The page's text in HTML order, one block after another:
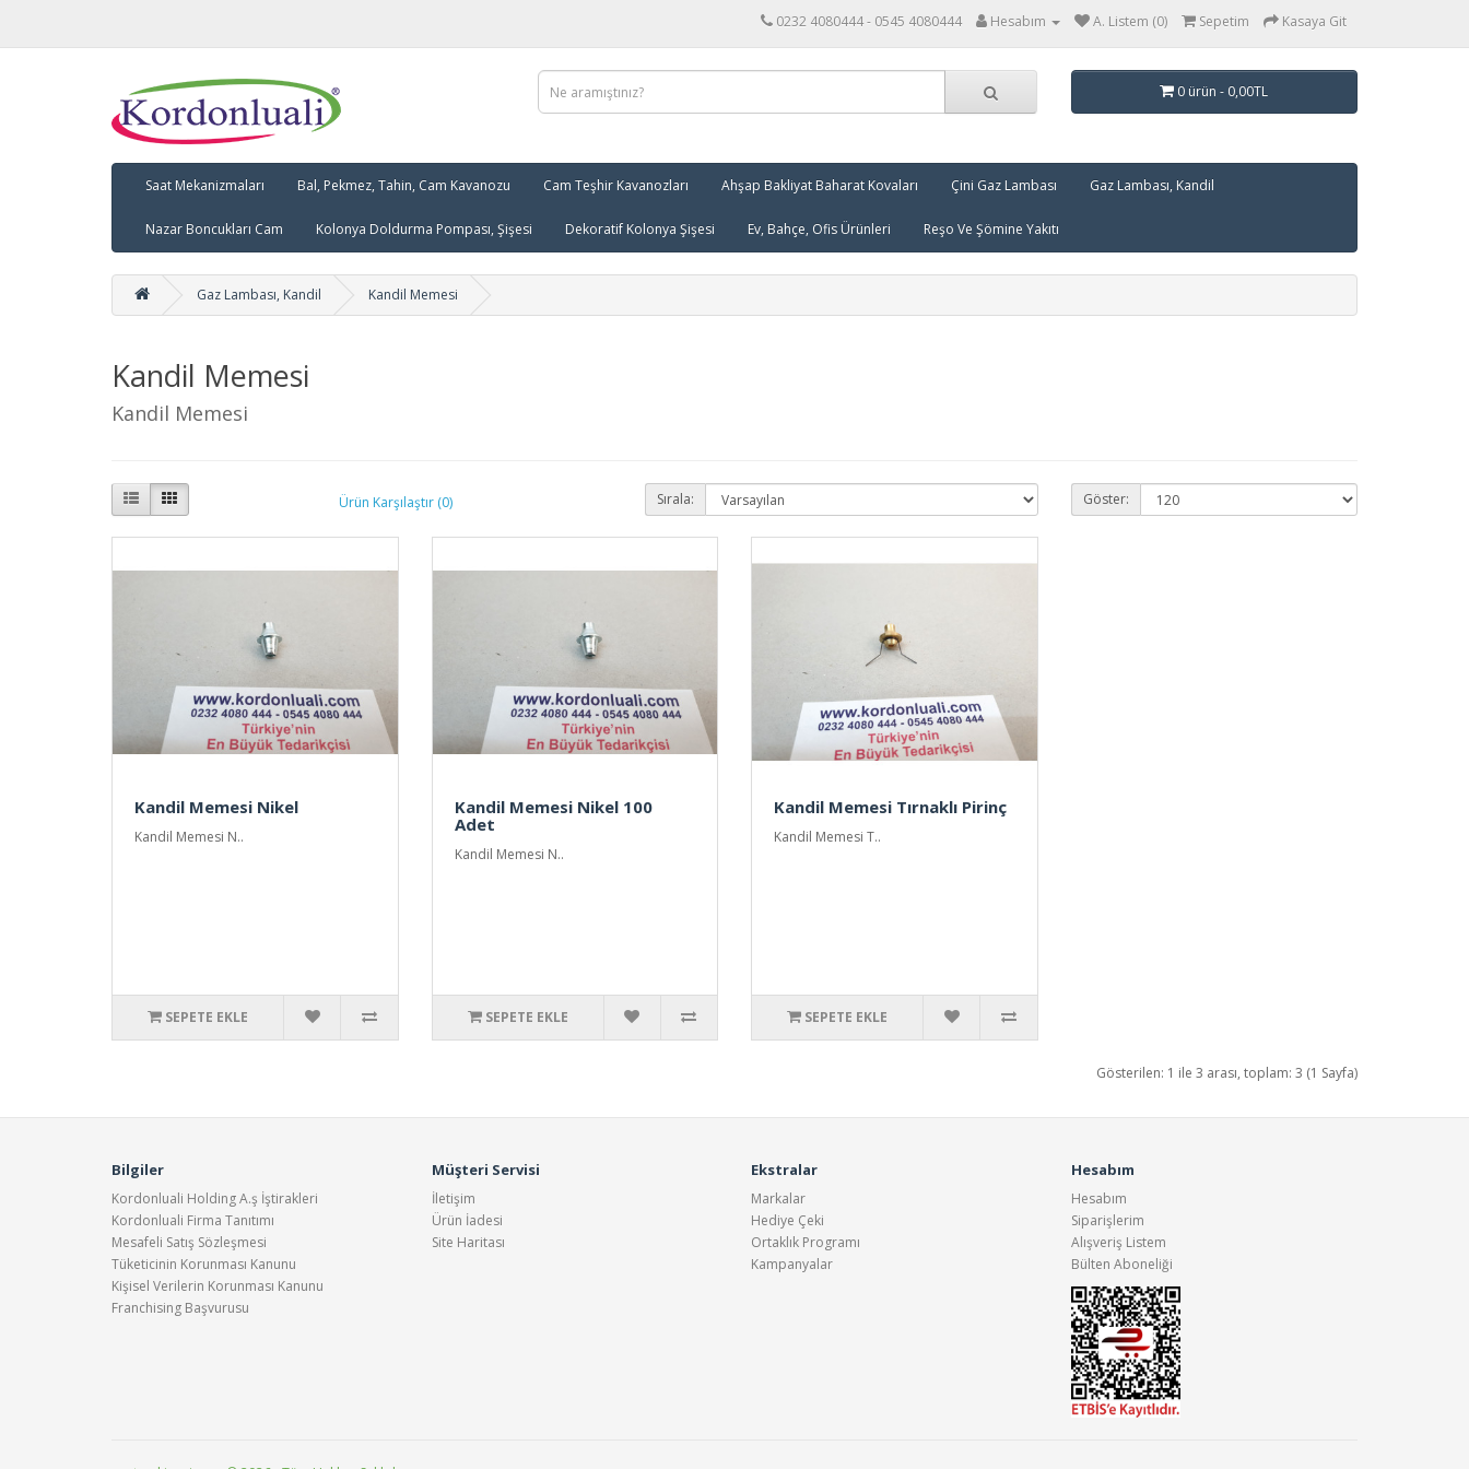
0232 4080444 - 0545 4080444 Hesabım A. Listem (0) Sepetim Kasaya Git
0 ürün - 0,00TL
Saat Mekanizmaları Bal, Pekmez, Tahin, Cam Kavanozu Cam Teşhir Kavanozları Ahşap Bakliyat Baharat Kovaları Çini Gaz Lambası Gaz Lambası, Kandil
Nazar Boncukları Cam Kolonya Doldurma Pompası, Şişesi Dekoratif Kolonya Şişesi Ev, Bahçe, Ofis Ürünleri Reşo Ve Şömine Yakıtı
Gaz Lambası, Kandil Kandil Memesi
Kandil Memesi
Kandil Memesi
Ürün Karşılaştır (0) Sırala: Göster:
Kandil Memesi Nikel
Kandil Memesi N..
SEPETE EKLE
Kandil Memesi Nikel 100
Adet
Kandil Memesi N..
SEPETE EKLE
Kandil Memesi Tırnaklı Pirinç
Kandil Memesi T..
SEPETE EKLE
Gösterilen: 1 ile 3 arası, toplam: 3 (1 Sayfa)
Bilgiler
Kordonluali Holding A.ş İştirakleri
Kordonluali Firma Tanıtımı
Mesafeli Satış Sözleşmesi
Tüketicinin Korunması Kanunu
Kişisel Verilerin Korunması Kanunu
Franchising Başvurusu
Müşteri Servisi
İletişim
Ürün İadesi
Site Haritası
Ekstralar
Markalar
Hediye Çeki
Ortaklık Programı
Kampanyalar
Hesabım
Hesabım
Siparişlerim
Alışveriş Listem
Bülten Aboneliği